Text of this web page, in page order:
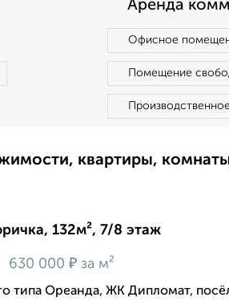
Аренда
Офисное
Помещение
квартиры,
132м², 7/8 этаж
630 000 ₽ за м²
типа Ореанда, ЖК Дипломат,